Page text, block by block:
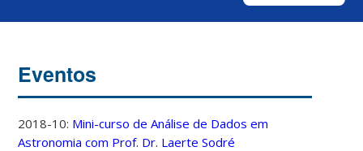
Eventos
2018-10: Mini-curso de Análise de Dados em
Astronomia com Prof. Dr. Laerte Sodré